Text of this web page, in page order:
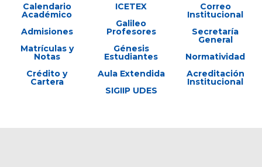
Calendario
Académico
Admisiones
Matrículas y
Notas
Crédito y
Cartera
ICETEX
Galileo
Profesores
Génesis
Estudiantes
Aula Extendida
SIGIIP UDES
Correo
Institucional
Secretaría
General
Normatividad
Acreditación
Institucional